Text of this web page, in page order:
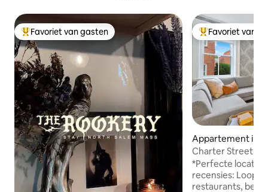
Topfavoriet van gasten
Favoriet van gasten Topfavoriet van
Favoriet van
Appartement in
Salem
Charter Street:
modern comfort
*Perfecte locatie
recensies: Loop
restaurants,